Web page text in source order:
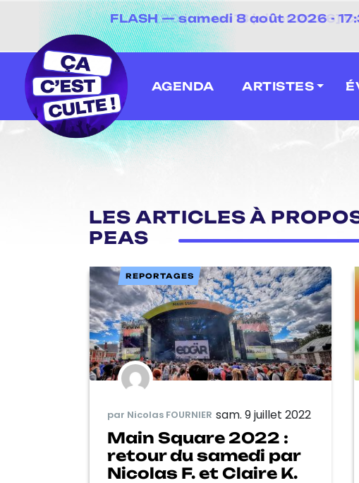
FLASH — samedi 8 août 2026 -
[20 juin au 13 juillet 2026]
AGENDA ARTISTES
LES ARTICLES À
PEAS
REPORTAGES
par Nicolas FOURNIER sam. 9 juillet 2022
Main Square 2022 :
retour du samedi par
Nicolas F. et Claire K.